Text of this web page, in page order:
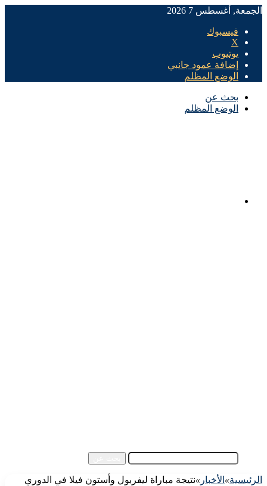
الجمعة, أغسطس 7 2026
فيسبوك
X
يوتيوب
إضافة عمود جانبي
الوضع المظلم
بحث عن
الوضع المظلم
الرئيسية» الأخبار »نتيجة مباراة ليفربول وأستون فيلا في الدوري